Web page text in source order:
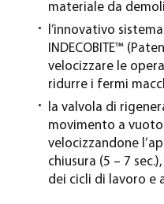
materiale da
l’innovativo
INDECOBITE™
velocizzare le
ridurre i fermi
la valvola di
movimento a
velocizzandone
chiusura (5 – 7
dei cicli di lavoro e